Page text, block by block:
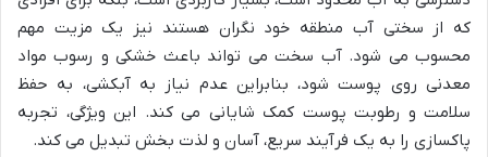
که از سختی آب منطقه خود نگران هستند نیز یک مزیت مهم
محسوب می شود. آب سخت می تواند باعث خشکی و رسوب مواد
معدنی روی پوست شود، بنابراین عدم نیاز به آبکشی، به حفظ
سلامت و رطوبت پوست کمک شایانی می کند. این ویژگی، تجربه
پاکسازی را به یک فرآیند سریع، آسان و لذت بخش تبدیل می کند.